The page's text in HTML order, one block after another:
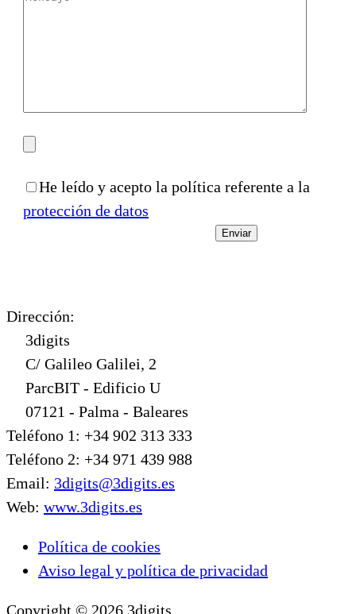
He leído y acepto la política referente a la
protección de datos
Dirección:
3digits
C/ Galileo Galilei, 2
ParcBIT - Edificio U
07121 - Palma - Baleares
Teléfono 1: +34 902 313 333
Teléfono 2: +34 971 439 988
Email: 3digits@3digits.es
Web: www.3digits.es
Política de cookies
Aviso legal y política de privacidad
Copyright © 2026 3digits